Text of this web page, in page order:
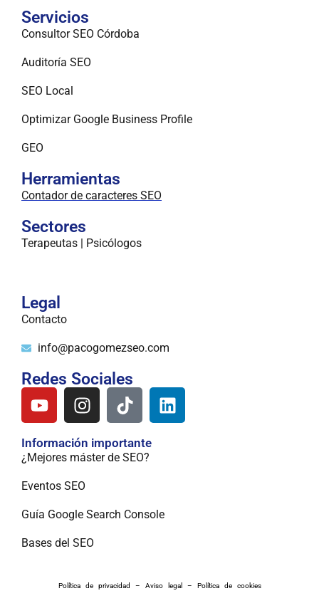
Servicios
Consultor SEO Córdoba
Auditoría SEO
SEO Local
Optimizar Google Business Profile
GEO
Herramientas
Contador de caracteres SEO
Sectores
Terapeutas | Psicólogos
Legal
Contacto
info@pacogomezseo.com
Redes Sociales
Información importante
¿Mejores máster de SEO?
Eventos SEO
Guía Google Search Console
Bases del SEO
Política de privacidad – Aviso legal – Política de cookies